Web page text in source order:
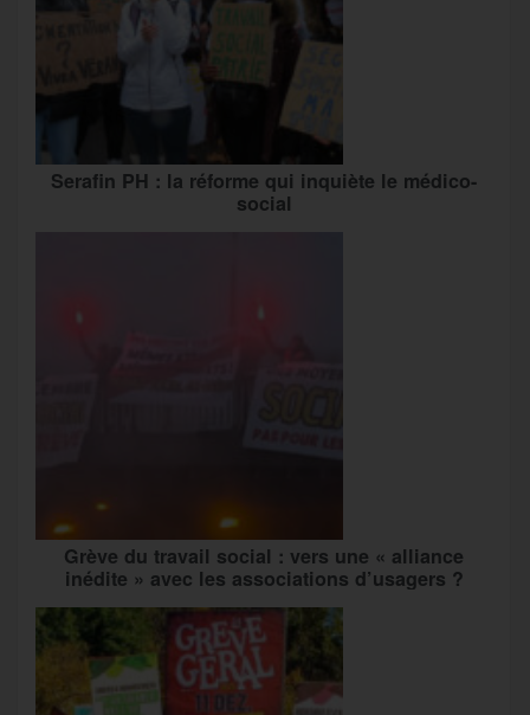
Serafin PH : la réforme qui inquiète le médico-
social
Grève du travail social : vers une « alliance
inédite » avec les associations d’usagers ?